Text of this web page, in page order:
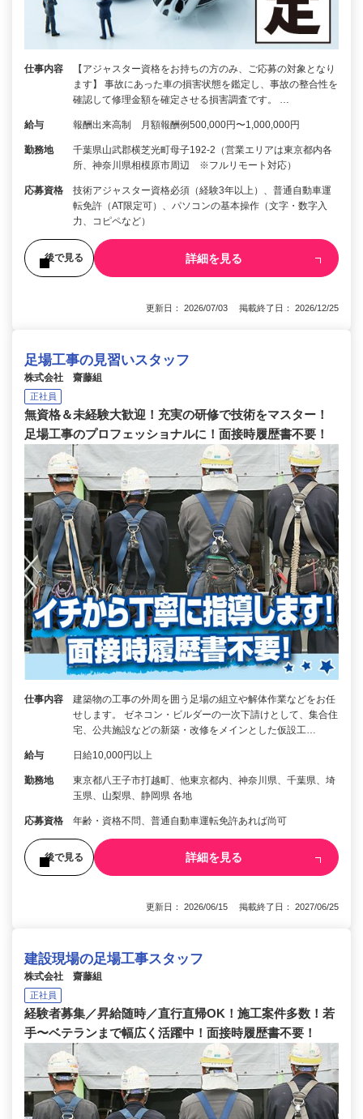
仕事内容
【アジャスター資格をお持ちの方のみ、ご応募の対象となり
ます】 事故にあった車の損害状態を鑑定し、事故の整合性を
確認して修理金額を確定させる損害調査です。 …
給与 報酬出来高制 月額報酬例500,000円〜1,000,000円
勤務地
千葉県山武郡横芝光町母子192-2（営業エリアは東京都内各
所、神奈川県相模原市周辺 ※フルリモート対応）
応募資格
技術アジャスター資格必須（経験3年以上）、普通自動車運
転免許（AT限定可）、パソコンの基本操作（文字・数字入
力、コピペなど）
後で見る 詳細を見る
更新日： 2026/07/03 掲載終了日： 2026/12/25
足場工事の見習いスタッフ
株式会社 齋藤組
正社員
無資格＆未経験大歓迎！充実の研修で技術をマスター！
足場工事のプロフェッショナルに！面接時履歴書不要！
仕事内容
建築物の工事の外周を囲う足場の組立や解体作業などをお任
せします。 ゼネコン・ビルダーの一次下請けとして、集合住
宅、公共施設などの新築・改修をメインとした仮設工…
給与 日給10,000円以上
勤務地
東京都八王子市打越町、他東京都内、神奈川県、千葉県、埼
玉県、山梨県、静岡県 各地
応募資格 年齢・資格不問、普通自動車運転免許あれば尚可
後で見る 詳細を見る
更新日： 2026/06/15 掲載終了日： 2027/06/25
建設現場の足場工事スタッフ
株式会社 齋藤組
正社員
経験者募集／昇給随時／直行直帰OK！施工案件多数！若
手〜ベテランまで幅広く活躍中！面接時履歴書不要！